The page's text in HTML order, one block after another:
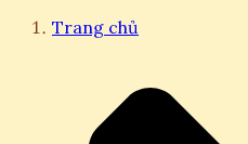
Trang chủ